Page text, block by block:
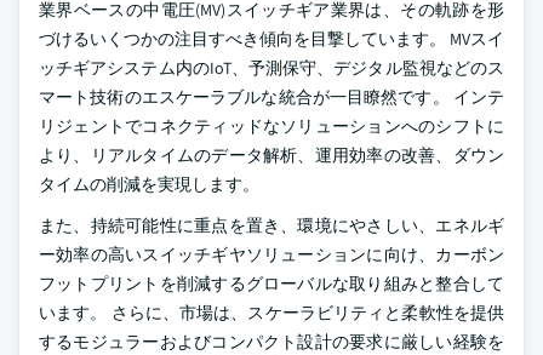
業界ベースの中電圧(MV)スイッチギア業界は、その軌跡を形
づけるいくつかの注目すべき傾向を目撃しています。 MVスイ
ッチギアシステム内のIoT、予測保守、デジタル監視などのス
マート技術のエスケーラブルな統合が一目瞭然です。 インテ
リジェントでコネクティッドなソリューションへのシフトに
より、リアルタイムのデータ解析、運用効率の改善、ダウン
タイムの削減を実現します。
また、持続可能性に重点を置き、環境にやさしい、エネルギ
ー効率の高いスイッチギヤソリューションに向け、カーボン
フットプリントを削減するグローバルな取り組みと整合して
います。 さらに、市場は、スケーラビリティと柔軟性を提供
するモジュラーおよびコンパクト設計の要求に厳しい経験を